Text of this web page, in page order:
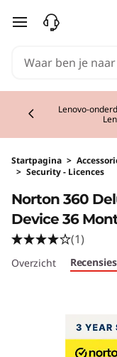
Ga naar de
Lenovo-
Startpagina >
> Security - Licences
Norton 360
Device 36
(1)
Overzicht Recensies